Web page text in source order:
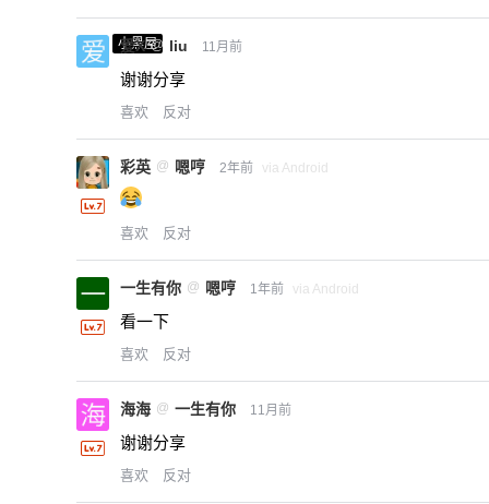
小黑屋
爱X @ liu 11月前
谢谢分享
喜欢 反对
彩英 @ 嗯哼 2年前 via Android
喜欢 反对
一生有你 @ 嗯哼 1年前 via Android
看一下
喜欢 反对
海海 @ 一生有你 11月前
谢谢分享
喜欢 反对